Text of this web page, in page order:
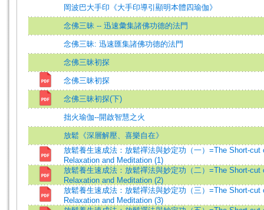
岡波巴大手印《大手印導引顯明本體四瑜伽》
念佛三昧 -- 迅速彙集諸佛功德的法門
念佛三昧: 迅速匯集諸佛功德的法門
念佛三昧初探
念佛三昧初探
念佛三昧初探(下)
拙火瑜伽--開啟智慧之火
放鬆《深層解壓、喜樂自在》
放鬆養生速成法：放鬆禪法與妙定功（一）=The Short-cut
Relaxation and Meditation (1)
放鬆養生速成法：放鬆禪法與妙定功（二）=The Short-cut
Relaxation and Meditation (2)
放鬆養生速成法：放鬆禪法與妙定功（三）=The Short-cut
Relaxation and Meditation (3)